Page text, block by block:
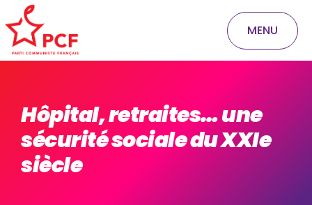
MENU
Hôpital, retraites… une
sécurité sociale du XXIe
siècle